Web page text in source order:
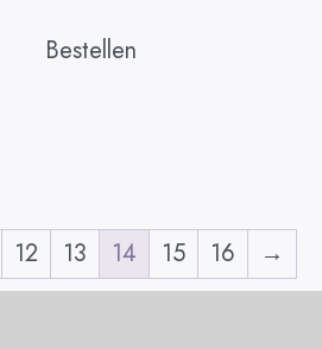
Bestellen
12 13 14 15 16 →